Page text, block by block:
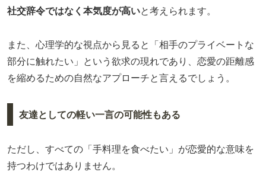
社交辞令ではなく本気度が高いと考えられます。
また、心理学的な視点から見ると「相手のプライベートな
部分に触れたい」という欲求の現れであり、恋愛の距離感
を縮めるための自然なアプローチと言えるでしょう。
友達としての軽い一言の可能性もある
ただし、すべての「手料理を食べたい」が恋愛的な意味を
持つわけではありません。